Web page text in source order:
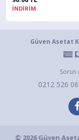
Güven Asetat
Sorun
0212 526
© 2026 Güven